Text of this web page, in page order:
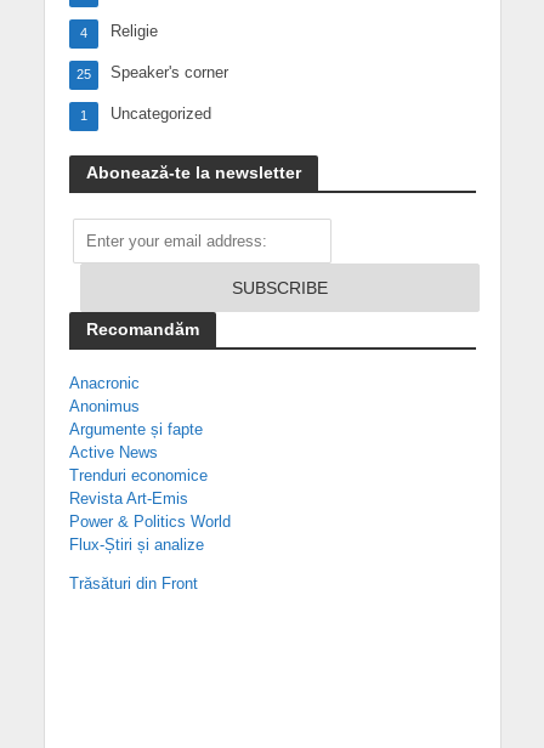
Religie
4
Speaker's corner
25
Uncategorized
1
Abonează-te la newsletter
Recomandăm
Anacronic
Anonimus
Argumente și fapte
Active News
Trenduri economice
Revista Art-Emis
Power & Politics World
Flux-Știri și analize
Trăsături din Front